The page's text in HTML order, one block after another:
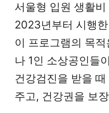
서울형 입원 생활
2023년부터 시행
이 프로그램의 목
나 1인 소상공인들
건강검진을 받을
주고, 건강권을 보